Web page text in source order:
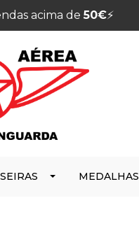
acima de50€⚡️
MEDALHAS